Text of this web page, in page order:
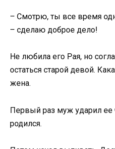
– Смотрю, ты все время
– сделаю доброе дело!
Не любила его Рая, но
остаться старой девой.
жена.
Первый раз муж ударил ее
родился.